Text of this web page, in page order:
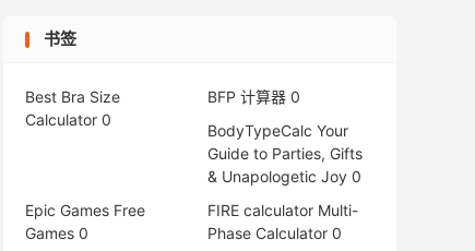
书签
Best Bra Size
Calculator 0
BFP 计算器 0
BodyTypeCalc Your
Guide to Parties, Gifts
& Unapologetic Joy 0
Epic Games Free
Games 0
FIRE calculator Multi-
Phase Calculator 0